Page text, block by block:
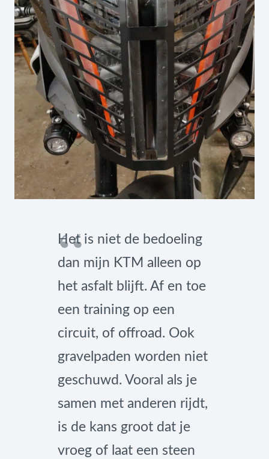
Het is niet de bedoeling
dan mijn KTM alleen op
het asfalt blijft. Af en toe
een training op een
circuit, of offroad. Ook
gravelpaden worden niet
geschuwd. Vooral als je
samen met anderen rijdt,
is de kans groot dat je
vroeg of laat een steen